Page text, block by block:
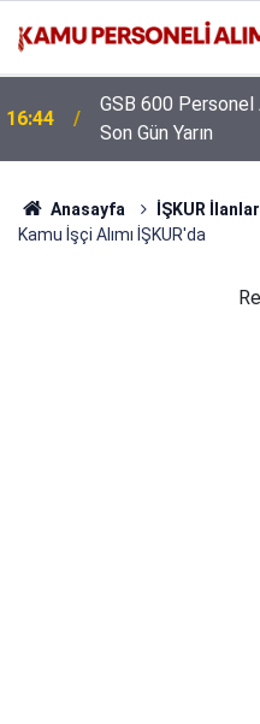
16:44
GSB 600 Personel
Son Gün Yarın
Anasayfa İŞKUR
Kamu İşçi Alımı İŞKUR'da